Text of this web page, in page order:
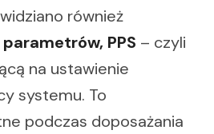
również
PPS – czyli
na ustawienie
systemu. To
podczas doposażania